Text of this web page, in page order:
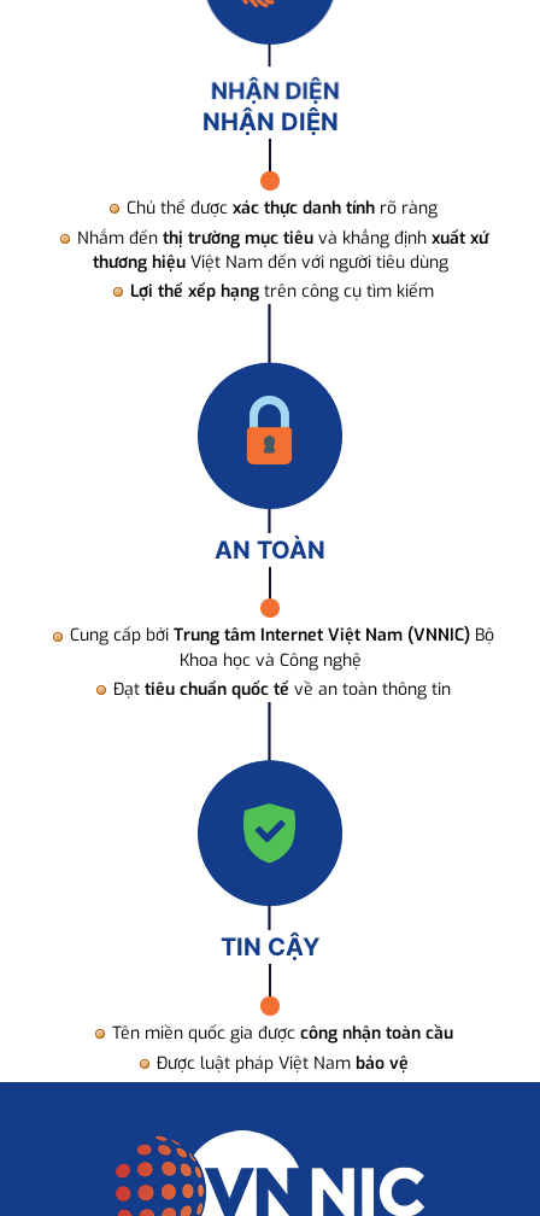
NHẬN DIỆN
Chủ thể được xác thực danh tính rõ ràng
Nhắm đến thị trường mục tiêuvà khẳng định xuất xứ
thương hiệuViệt Nam đến với người tiêu dùng
Lợi thế xếp hạng trên công cụ tìm kiếm
AN TOÀN
Cung cấp bởi Trung tâm Internet Việt Nam (VNNIC) Bộ
Khoa học và Công nghệ
Đạt tiêu chuẩn quốc tế về an toàn thông tin
TIN CẬY
Tên miền quốc gia được công nhận toàn cầu
Được luật pháp Việt Nam bảo vệ